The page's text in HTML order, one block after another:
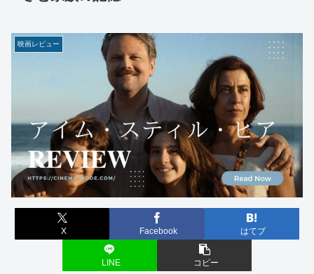
映画レビュー
X Facebook はてブ
LINE コピー